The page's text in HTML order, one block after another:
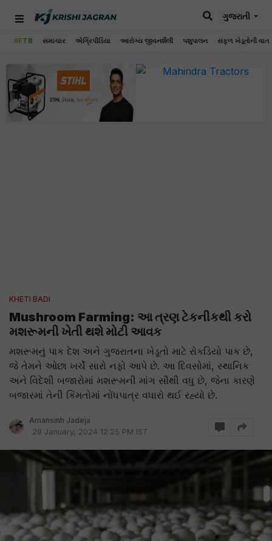
#FTB સમાચાર એગ્રિપીડિયા આરોગ્ય જીવનશૈલી પશુપાલન સફળ ખેડૂતોની વાત
ગુજરાતી
KHETI BADI
Mushroom Farming: આ ત્રણ ટેકનીકથી કરો
મશરૂમની ખેતી થશે મોટી આવક
મશરૂમનું પાક દેશ અને ગુજરાતના ખેડૂતો માટે રોકડિયો પાક છે,
જે તેમને ઓછા ખર્ચે સારો નફો આપે છે. આ દિવસોમાં, સ્થાનિક
અને વિદેશી બજારોમાં મશરૂમની માંગ સૌથી વધુ છે, જેના કારણે
બજારમાં તેની કિંમતોમાં નોંધપાત્ર વધારો થઈ રહ્યો છે.
Amansinh Jadeja
29 January, 2024 12:25 PM IST